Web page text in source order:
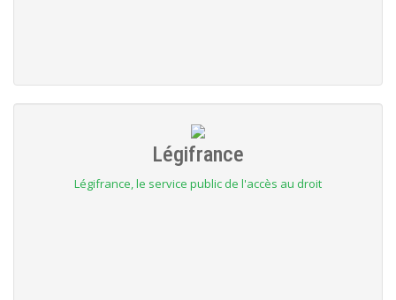
Légifrance
Légifrance, le service public de l'accès au droit